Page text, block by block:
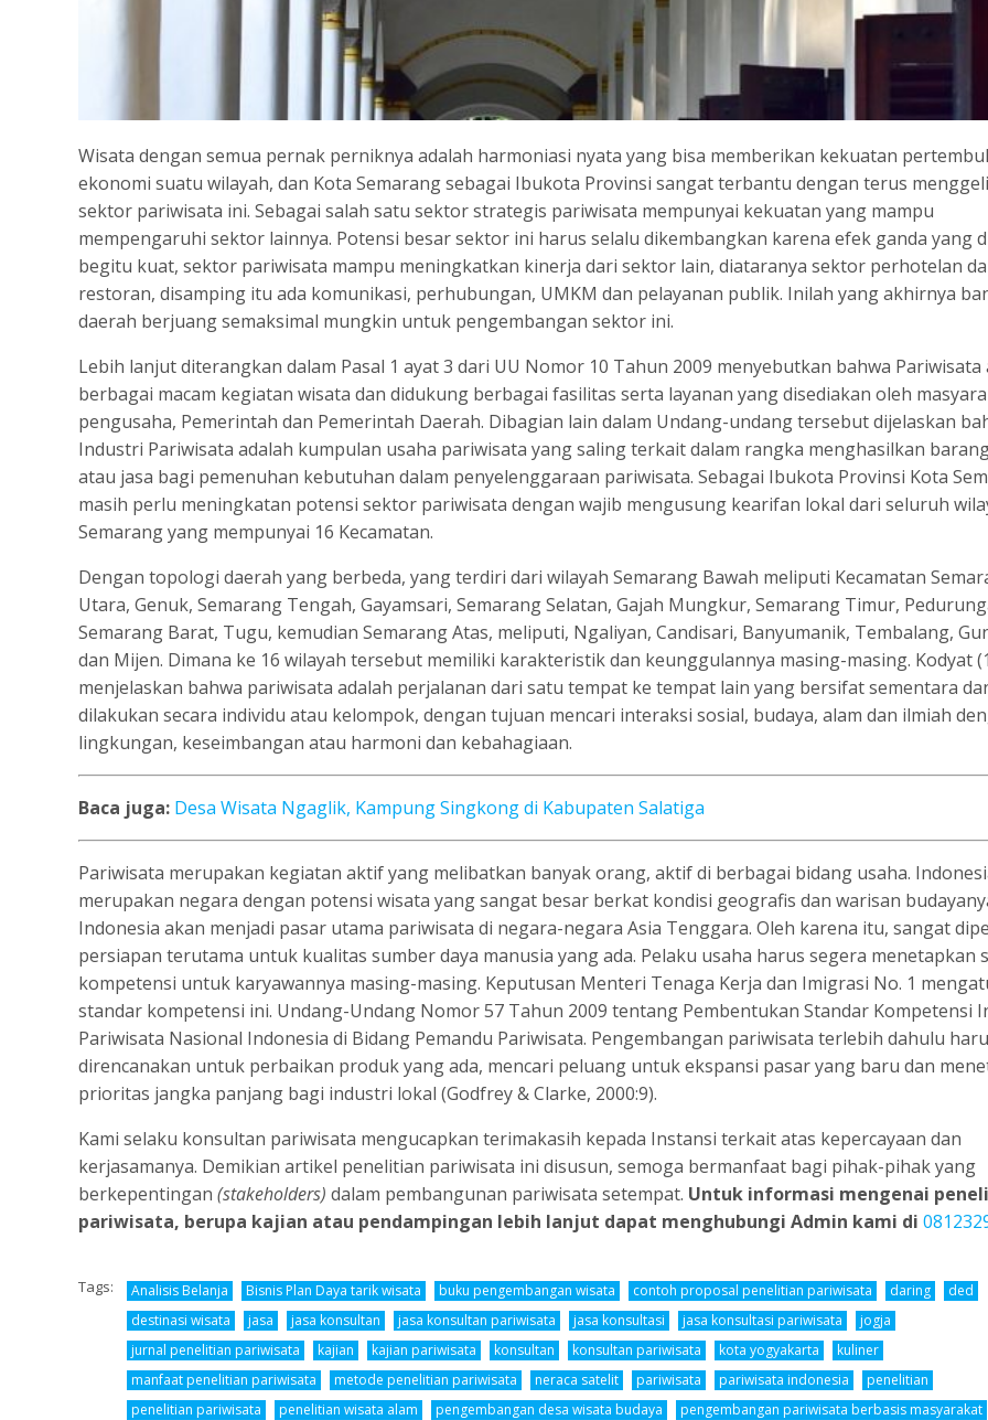
Wisata dengan semua pernak perniknya adalah harmoniasi nyata yang bisa memberikan kekuatan
ekonomi suatu wilayah, dan Kota Semarang sebagai Ibukota Provinsi sangat terbantu dengan terus
sektor pariwisata ini. Sebagai salah satu sektor strategis pariwisata mempunyai kekuatan yang mampu
mempengaruhi sektor lainnya. Potensi besar sektor ini harus selalu dikembangkan karena efek ganda yang
begitu kuat, sektor pariwisata mampu meningkatkan kinerja dari sektor lain, diataranya sektor perhotelan
restoran, disamping itu ada komunikasi, perhubungan, UMKM dan pelayanan publik. Inilah yang akhirnya
daerah berjuang semaksimal mungkin untuk pengembangan sektor ini.
Lebih lanjut diterangkan dalam Pasal 1 ayat 3 dari UU Nomor 10 Tahun 2009 menyebutkan bahwa Pariwisata
berbagai macam kegiatan wisata dan didukung berbagai fasilitas serta layanan yang disediakan oleh
pengusaha, Pemerintah dan Pemerintah Daerah. Dibagian lain dalam Undang-undang tersebut dijelaskan
Industri Pariwisata adalah kumpulan usaha pariwisata yang saling terkait dalam rangka menghasilkan
atau jasa bagi pemenuhan kebutuhan dalam penyelenggaraan pariwisata. Sebagai Ibukota Provinsi Kota
masih perlu meningkatan potensi sektor pariwisata dengan wajib mengusung kearifan lokal dari seluruh
Semarang yang mempunyai 16 Kecamatan.
Dengan topologi daerah yang berbeda, yang terdiri dari wilayah Semarang Bawah meliputi Kecamatan
Utara, Genuk, Semarang Tengah, Gayamsari, Semarang Selatan, Gajah Mungkur, Semarang Timur,
Semarang Barat, Tugu, kemudian Semarang Atas, meliputi, Ngaliyan, Candisari, Banyumanik, Tembalang,
dan Mijen. Dimana ke 16 wilayah tersebut memiliki karakteristik dan keunggulannya masing-masing. Kodyat
menjelaskan bahwa pariwisata adalah perjalanan dari satu tempat ke tempat lain yang bersifat sementara
dilakukan secara individu atau kelompok, dengan tujuan mencari interaksi sosial, budaya, alam dan ilmiah
lingkungan, keseimbangan atau harmoni dan kebahagiaan.
Baca juga: Desa Wisata Ngaglik, Kampung Singkong di Kabupaten Salatiga
Pariwisata merupakan kegiatan aktif yang melibatkan banyak orang, aktif di berbagai bidang usaha.
merupakan negara dengan potensi wisata yang sangat besar berkat kondisi geografis dan warisan
Indonesia akan menjadi pasar utama pariwisata di negara-negara Asia Tenggara. Oleh karena itu, sangat
persiapan terutama untuk kualitas sumber daya manusia yang ada. Pelaku usaha harus segera menetapkan
kompetensi untuk karyawannya masing-masing. Keputusan Menteri Tenaga Kerja dan Imigrasi No. 1
standar kompetensi ini. Undang-Undang Nomor 57 Tahun 2009 tentang Pembentukan Standar Kompetensi
Pariwisata Nasional Indonesia di Bidang Pemandu Pariwisata. Pengembangan pariwisata terlebih dahulu
direncanakan untuk perbaikan produk yang ada, mencari peluang untuk ekspansi pasar yang baru dan
prioritas jangka panjang bagi industri lokal (Godfrey & Clarke, 2000:9).
Kami selaku konsultan pariwisata mengucapkan terimakasih kepada Instansi terkait atas kepercayaan dan
kerjasamanya. Demikian artikel penelitian pariwisata ini disusun, semoga bermanfaat bagi pihak-pihak yang
berkepentingan (stakeholders) dalam pembangunan pariwisata setempat. Untuk informasi mengenai
pariwisata, berupa kajian atau pendampingan lebih lanjut dapat menghubungi Admin kami di
Tags: Analisis Belanja Bisnis Plan Daya tarik wisata buku pengembangan wisata contoh proposal penelitian pariwisata daring
ded
destinasi wisata
jasa jasa konsultan jasa konsultan pariwisata jasa konsultasi jasa konsultasi pariwisata
jogja
jurnal penelitian pariwisata
kajian kajian pariwisata konsultan konsultan pariwisata kota yogyakarta
kuliner
manfaat penelitian pariwisata
metode penelitian pariwisata neraca satelit pariwisata pariwisata indonesia
penelitian
penelitian pariwisata
penelitian wisata alam pengembangan desa wisata budaya
pengembangan pariwisata berbasis masyarakat